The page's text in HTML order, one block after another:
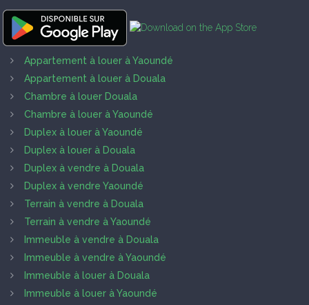
Appartement à louer à Yaoundé
Appartement à louer à Douala
Chambre à louer Douala
Chambre à louer à Yaoundé
Duplex à louer à Yaoundé
Duplex à louer à Douala
Duplex à vendre à Douala
Duplex à vendre Yaoundé
Terrain à vendre à Douala
Terrain à vendre à Yaoundé
Immeuble à vendre à Douala
Immeuble à vendre à Yaoundé
Immeuble à louer à Douala
Immeuble à louer à Yaoundé